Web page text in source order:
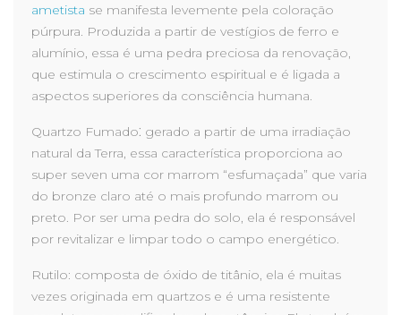
ametista se manifesta levemente pela coloração
púrpura. Produzida a partir de vestígios de ferro e
alumínio, essa é uma pedra preciosa da renovação,
que estimula o crescimento espiritual e é ligada a
aspectos superiores da consciência humana.
Quartzo Fumado: gerado a partir de uma irradiação
natural da Terra, essa característica proporciona ao
super seven uma cor marrom “esfumaçada” que varia
do bronze claro até o mais profundo marrom ou
preto. Por ser uma pedra do solo, ela é responsável
por revitalizar e limpar todo o campo energético.
Rutilo: composta de óxido de titânio, ela é muitas
vezes originada em quartzos e é uma resistente